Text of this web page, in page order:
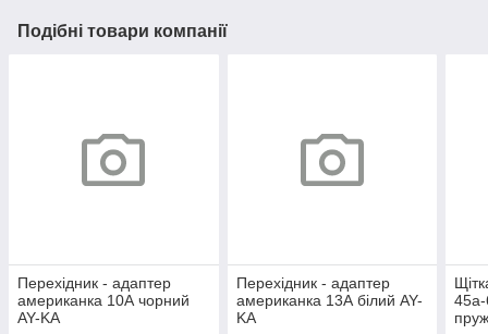
Подібні товари компанії
Перехідник - адаптер
американка 10А чорний
AY-KA
Перехідник - адаптер
американка 13А білий AY-
KA
45а-